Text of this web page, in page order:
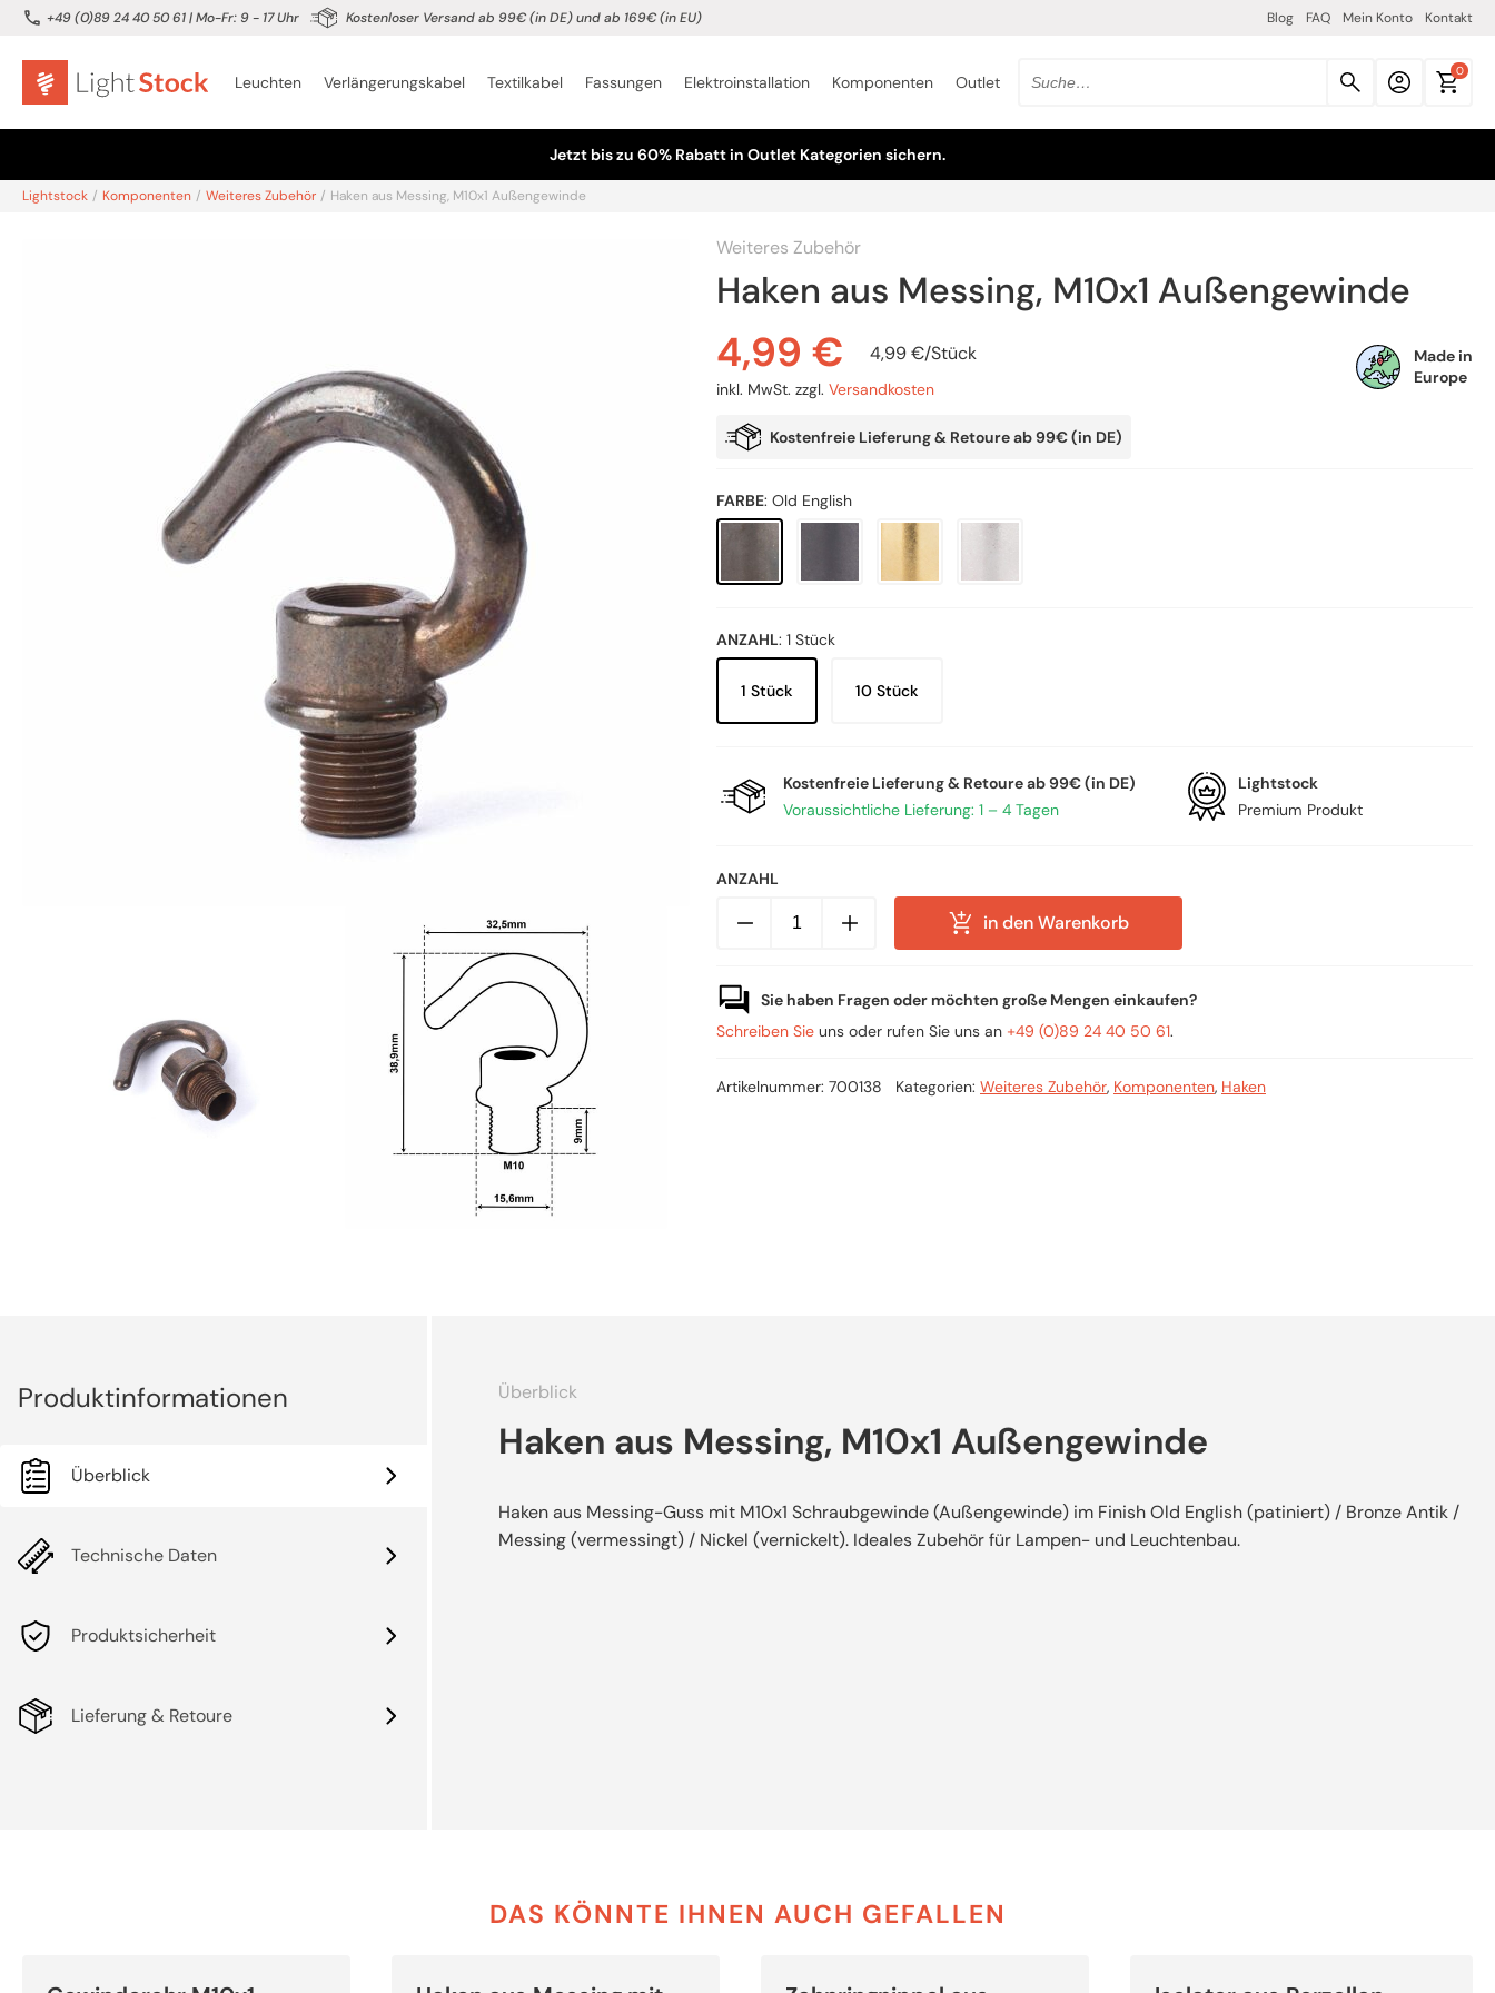
+49 (0)89 24 40 50 61| Mo-Fr: 9 - 17 Uhr Kostenloser Versand ab 99€ (in DE) und ab 169€ (in EU) Blog FAQ Mein Konto Kontakt
Leuchten Verlängerungskabel Textilkabel Fassungen Elektroinstallation Komponenten Outlet
Suche
produkten:
0
Jetzt bis zu 60% Rabatt in Outlet Kategorien sichern.
Lightstock / Komponenten / Weiteres Zubehör / Haken aus Messing, M10x1 Außengewinde
Weiteres Zubehör
Haken aus Messing, M10x1 Außengewinde
4,99 € 4,99€/Stück
inkl. MwSt. zzgl. Versandkosten
Kostenfreie Lieferung & Retoure ab 99€ (in DE)
Made in
Europe
FARBE: Old English
ANZAHL: 1 Stück
1 Stück 10 Stück
Kostenfreie Lieferung & Retoure ab 99€ (in DE)
Voraussichtliche Lieferung: 1 – 4 Tagen
Lightstock
Premium Produkt
ANZAHL
aus
Menge
in den Warenkorb
Sie haben Fragen oder möchten große Mengen einkaufen?
Schreiben Sie uns oder rufen Sie uns an +49 (0)89 24 40 50 61.
Artikelnummer: 700138 Kategorien: Weiteres Zubehör, Komponenten, Haken
Überblick
Technische Daten
Produktsicherheit
Lieferung & Retoure
Überblick
Haken aus Messing, M10x1 Außengewinde
Haken aus Messing-Guss mit M10x1 Schraubgewinde (Außengewinde) im Finish Old English (patiniert) / Bronze Antik /
Messing (vermessingt) / Nickel (vernickelt). Ideales Zubehör für Lampen- und Leuchtenbau.
DAS KÖNNTE IHNEN AUCH GEFALLEN